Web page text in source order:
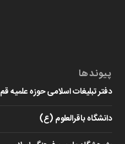
پیوندها
دفتر تبلیغات اسلامی حوزه علمیه قم
دانشگاه باقرالعلوم (ع)